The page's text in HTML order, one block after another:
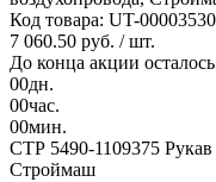
Код товара: UT-00003530
7 060.50 руб. / шт.
До конца акции
00дн.
00час.
00мин.
СТР 5490-1109375 Рукав
Строймаш